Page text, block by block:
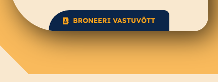
BRONEERI VASTUVÕTT